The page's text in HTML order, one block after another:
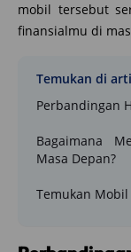
mobil tersebut
finansialmu di
Temukan di
Perbandingan
Bagaimana
Masa Depan?
Temukan Mobil